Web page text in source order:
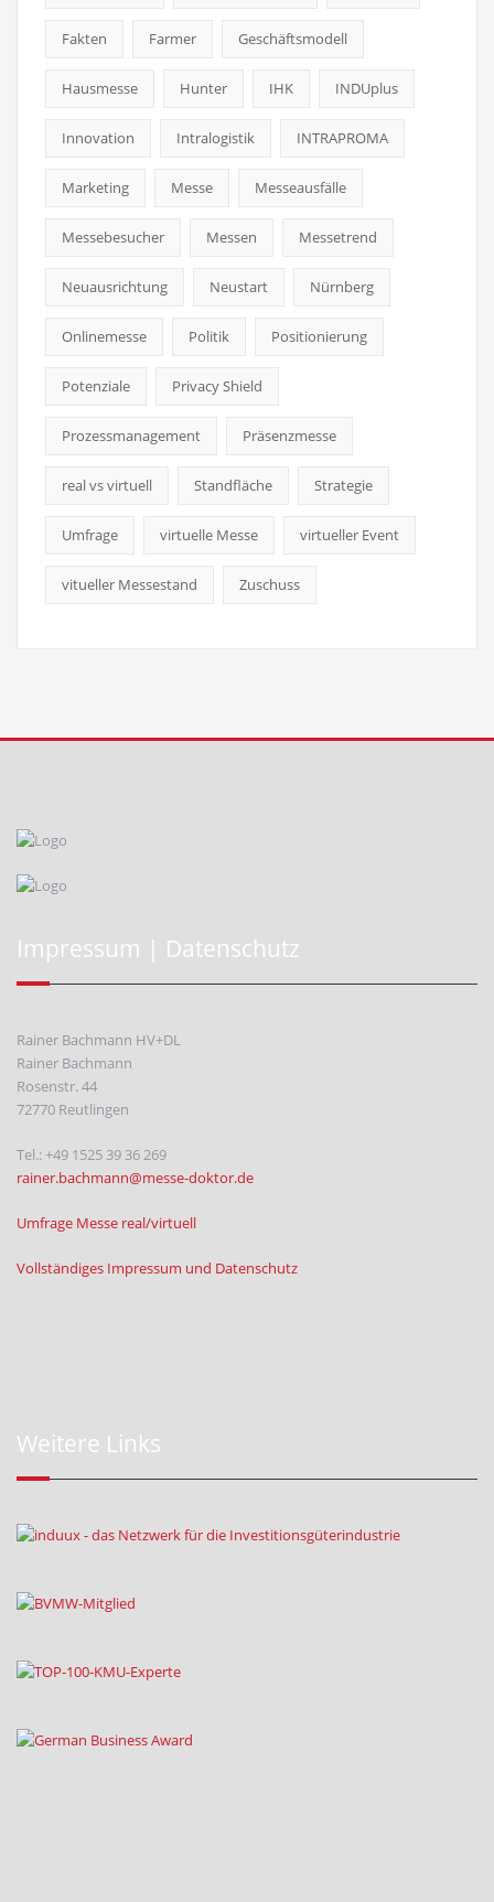
Fakten Farmer Geschäftsmodell
Hausmesse Hunter IHK INDUplus
Innovation Intralogistik INTRAPROMA
Marketing Messe Messeausfälle
Messebesucher Messen Messetrend
Neuausrichtung Neustart Nürnberg
Onlinemesse Politik Positionierung
Potenziale Privacy Shield
Prozessmanagement Präsenzmesse
real vs virtuell Standfläche Strategie
Umfrage virtuelle Messe virtueller Event
vitueller Messestand Zuschuss
Impressum | Datenschutz
Rainer Bachmann HV+DL
Rainer Bachmann
Rosenstr. 44
72770 Reutlingen
Tel.: +49 1525 39 36 269
rainer.bachmann@messe-doktor.de
Umfrage Messe real/virtuell
Vollständiges Impressum und Datenschutz
Weitere Links